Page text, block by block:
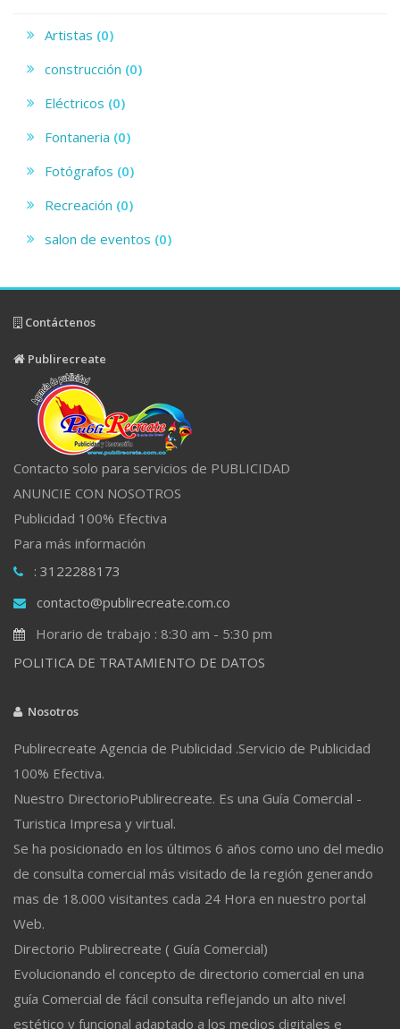
Artistas
(0)
construcción
(0)
Eléctricos
(0)
Fontaneria
(0)
Fotógrafos
(0)
Recreación
(0)
salon de eventos
(0)
Contáctenos
Publirecreate
Contacto solo para servicios de PUBLICIDAD
ANUNCIE CON NOSOTROS
Publicidad 100% Efectiva
Para más información
: 3122288173
contacto@publirecreate.com.co
Horario de trabajo : 8:30 am - 5:30 pm
POLITICA DE TRATAMIENTO DE DATOS
Nosotros
Publirecreate Agencia de Publicidad .Servicio de Publicidad
100% Efectiva.
Nuestro DirectorioPublirecreate. Es una Guía Comercial -
Turistica Impresa y virtual.
Se ha posicionado en los últimos 6 años como uno del medio
de consulta comercial más visitado de la región generando
mas de 18.000 visitantes cada 24 Hora en nuestro portal
Web.
Directorio Publirecreate ( Guía Comercial)
Evolucionando el concepto de directorio comercial en una
guía Comercial de fácil consulta reflejando un alto nivel
estético y funcional adaptado a los medios digitales e